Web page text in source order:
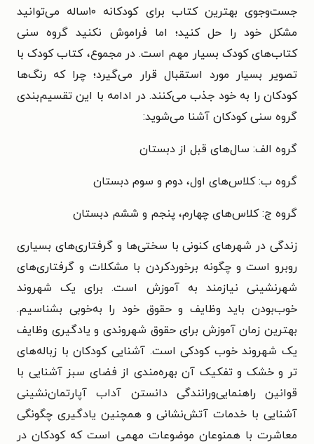
جست‌وجوی بهترین کتاب برای کودکانه ۱۰ساله می‌توانید
مشکل خود را حل کنید؛ اما فراموش نکنید گروه سنی
کتاب‌های کودک بسیار مهم است. در مجموع، کتاب کودک با
تصویر بسیار مورد استقبال قرار می‌گیرد؛ چرا که رنگ‌ها
کودکان را به خود جذب می‌کنند. در ادامه با این تقسیم‌بندی
گروه سنی کودکان آشنا می‌شوید:
گروه الف: سال‌های قبل از دبستان
گروه ب: کلاس‌های اول، دوم و سوم دبستان
گروه ج: کلاس‌های چهارم، پنجم و ششم دبستان
زندگی در شهرهای کنونی با سختی‌ها و گرفتاری‌های بسیاری
روبرو است و چگونه برخوردکردن با مشکلات و گرفتاری‌های
شهرنشینی نیازمند به آموزش است. برای یک شهروند
خوب‌بودن باید وظایف و حقوق خود را به‌خوبی بشناسیم.
بهترین زمان آموزش برای حقوق شهروندی و یادگیری وظایف
یک شهروند خوب کودکی است. آشنایی کودکان با زباله‌های
تر و خشک و تفکیک آن بهره‌مندی از فضای سبز آشنایی با
قوانین راهنمایی‌ورانندگی دانستن آداب آپارتمان‌نشینی
آشنایی با خدمات آتش‌نشانی و همچنین یادگیری چگونگی
معاشرت با همنوعان موضوعات مهمی است که کودکان در